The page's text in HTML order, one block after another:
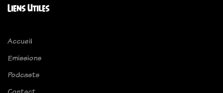
Liens Utiles
Accueil
Emissions
Podcasts